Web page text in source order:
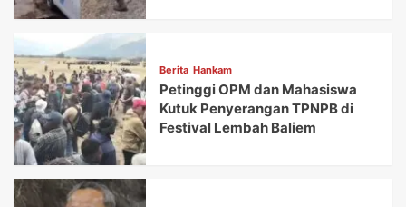
Berita Hankam
Petinggi OPM dan Mahasiswa
Kutuk Penyerangan TPNPB di
Festival Lembah Baliem